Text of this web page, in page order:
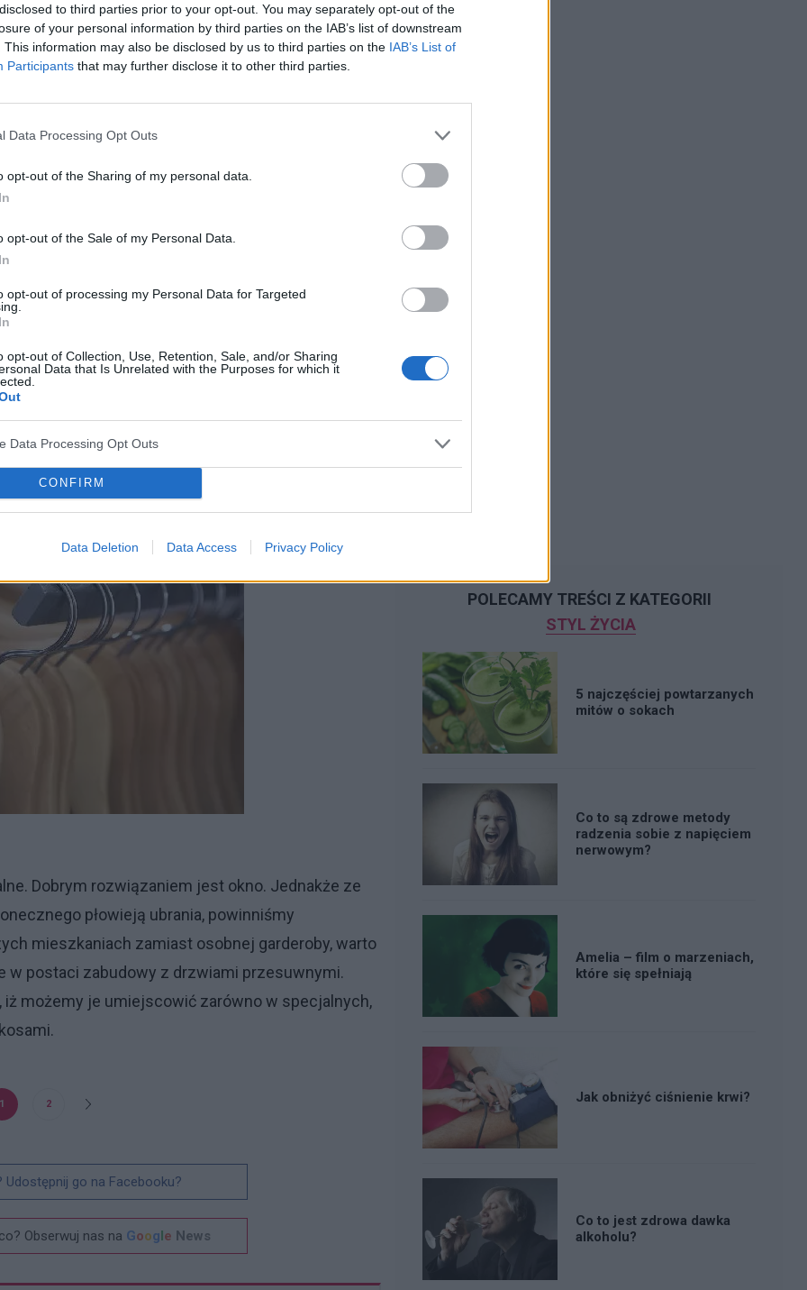
to third parties prior to your opt-out. You may separately opt-out of the
of your personal information by third parties on the IAB’s list of downstream
This information may also be disclosed by us to third parties on the IAB’s List of
Participants that may further disclose it to other third parties.
Data Processing Opt Outs
opt-out of the Sharing of my personal data.
opt-out of the Sale of my Personal Data.
opt-out of processing my Personal Data for Targeted
opt-out of Collection, Use, Retention, Sale, and/or Sharing
Data that Is Unrelated with the Purposes for which it
Data Processing Opt Outs
CONFIRM
Data Deletion Data Access Privacy Policy
się, w jaki sposób racjonalnie zagospodarować
o optymalnym rozmieszczeniu sypialni,
korytarzu lub holu, wygodnej kuchni i
mieszkanie to takie, w którym znajdzie się również
a także mało reprezentacyjny sprzęt domowy. W
wygospodarować na ten cel osobno
W mniejszych – pomyślmy nad zabudową
pod szafy z drzwiami przesuwnymi.
pomieszczenie przy sypialni lub łazience.
liczby osób, które będą z niej korzystać. Systemy
wykorzystanie przestrzeni. Planując
na wieszaki, które powinno mieć szerokość
zaplanować półki na buty czy kosz z brudną
pozostawić pas minimum 90 cm, dzięki czemu
Dobrym rozwiązaniem jest okno. Jednakże ze
płowieją ubrania, powinniśmy
mieszkaniach zamiast osobnej garderoby, warto
w postaci zabudowy z drzwiami przesuwnymi.
możemy je umiejscowić zarówno w specjalnych,
1 2
Udostępnij go na Facebooku?
Obserwuj nas na Google News
POLECAMY TREŚCI Z KATEGORII
STYL ŻYCIA
5 najczęściej powtarzanych
mitów o sokach
Co to są zdrowe metody
radzenia sobie z napięciem
nerwowym?
Amelia – film o marzeniach,
które się spełniają
Jak obniżyć ciśnienie krwi?
Co to jest zdrowa dawka
alkoholu?